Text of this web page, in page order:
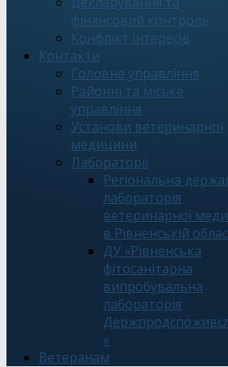
фінансовий контроль
Конфлікт інтересів
Контакти
Головне управління
Районні та міське
управління
Установи ветеринарної
медицини
Лабораторії
Регіональна
лабораторія
ветеринарної
в Рівненській
ДУ «Рівненська
фітосанітарна
випробувальна
лабораторія
»
Ветеранам